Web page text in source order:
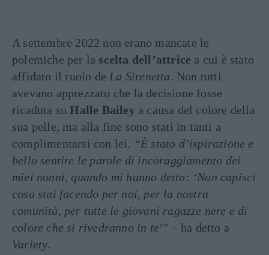
A settembre 2022 non erano mancate le
polemiche per la scelta dell’attrice a cui è stato
affidato il ruolo de La Sirenetta. Non tutti
avevano apprezzato che la decisione fosse
ricaduta suHalle Baileya causa del colore della
sua pelle, ma alla fine sono stati in tanti a
complimentarsi con lei. “È stato d’ispirazione e
bello sentire le parole di incoraggiamento dei
miei nonni, quando mi hanno detto: ‘Non capisci
cosa stai facendo per noi, per la nostra
comunità, per tutte le giovani ragazze nere e di
colore che si rivedranno in te'” – ha detto a
Variety.